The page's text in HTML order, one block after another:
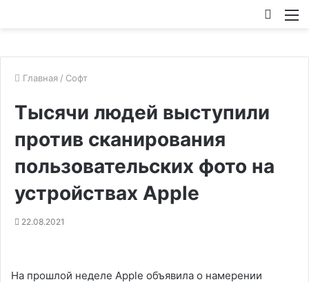
Главная / Софт
Тысячи людей выступили
против сканирования
пользовательских фото на
устройствах Apple
22.08.2021
На прошлой неделе Apple объявила о намерении